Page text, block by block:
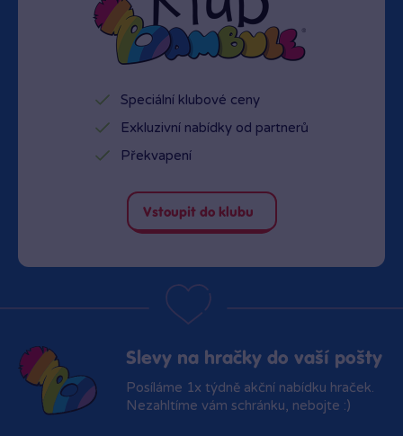
Speciální klubové ceny
Exkluzivní nabídky od partnerů
Překvapení
Vstoupit do klubu
Slevy na hračky do vaší pošty
Posíláme 1x týdně akční nabídku hraček.
Nezahltíme vám schránku, nebojte :)